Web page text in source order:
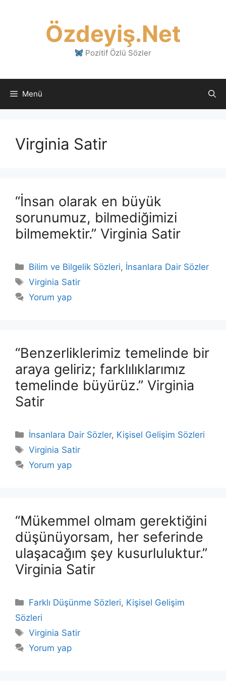
Özdeyiş.Net
Pozitif Özlü Sözler
Menü
Virginia Satir
“İnsan olarak en büyük
sorunumuz, bilmediğimizi
bilmemektir.” Virginia Satir
Kategoriler
Bilim ve Bilgelik Sözleri, İnsanlara Dair Sözler
Etiketler
Virginia Satir
Yorum yap
“Benzerliklerimiz temelinde bir
araya geliriz; farklılıklarımız
temelinde büyürüz.” Virginia
Satir
Kategoriler
İnsanlara Dair Sözler, Kişisel Gelişim Sözleri
Etiketler
Virginia Satir
Yorum yap
“Mükemmel olmam gerektiğini
düşünüyorsam, her seferinde
ulaşacağım şey kusurluluktur.”
Virginia Satir
Kategoriler
Farklı Düşünme Sözleri, Kişisel Gelişim
Sözleri
Etiketler
Virginia Satir
Yorum yap